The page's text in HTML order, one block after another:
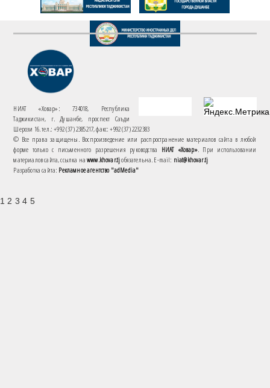
НИАТ «Ховар»: 734018, Республика
Таджикистан, г. Душанбе, проспект Саъди
Шерози 16. тел.: +992 (37) 2385217, факс: +992 (37) 2232383
© Все права защищены. Воспроизведение или распространение материалов сайта в любой
форме только с письменного разрешения руководства НИАТ «Ховар». При использовании
материалов сайта, ссылка наwww.khovar.tjобязательна. E-mail: niat@khovar.tj
Разработка сайта: Рекламное агентство "adMedia"
1 2 3 4 5